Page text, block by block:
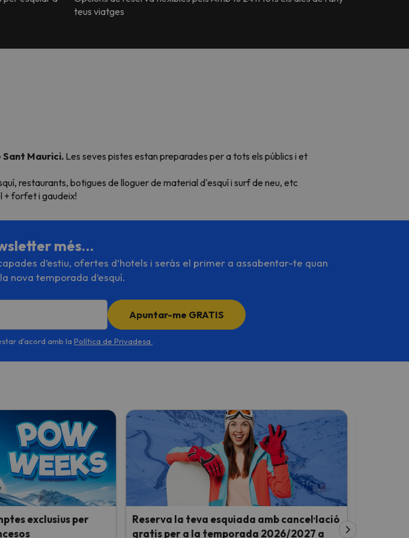
teus viatges
Maurici. Les seves pistes estan preparades per a tots els públics i et
restaurants, botigues de lloguer de material d'esquí i surf de neu, etc
+ forfet i gaudeix!
més…
d’estiu, ofertes d’hotels i seràs el primer a assabentar-te quan
nova temporada d’esquí.
Apuntar-me GRATIS
d'acord amb la Política de Privadesa
exclusius per
Reserva la teva esquiada amb cancel·lació
gratis per a la temporada 2026/2027 a